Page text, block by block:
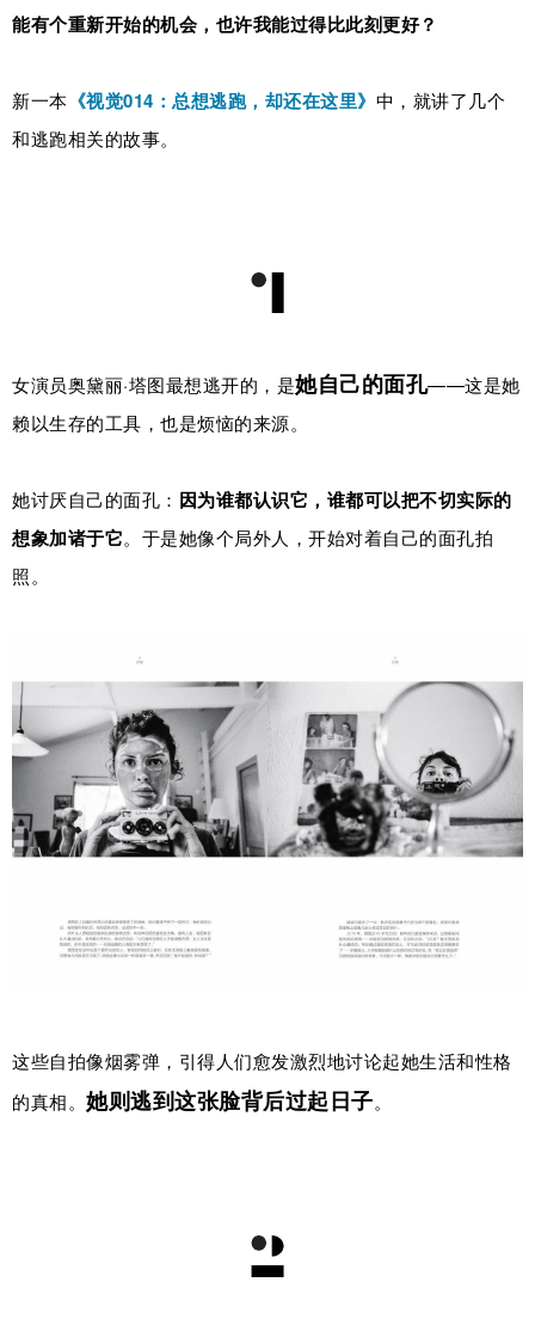
能有个重新开始的机会，也许我能过得比此刻更好？
新一本 《视觉014：总想逃跑，却还在这里》 中，就讲了几个
和逃跑相关的故事。
女演员奥黛丽·塔图最想逃开的，是她自己的面孔——这是她
赖以生存的工具，也是烦恼的来源。
她讨厌自己的面孔： 因为谁都认识它，谁都可以把不切实际的
想象加诸于它。于是她像个局外人，开始对着自己的面孔拍
照。
这些自拍像烟雾弹，引得人们愈发激烈地讨论起她生活和性格
的真相。 她则逃到这张脸背后过起日子。